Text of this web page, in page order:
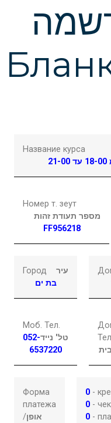
Название курса
Номер т. зеут
מספר תעודת זהות
FF956218
Город
עיר
בת ים
Моб. Тел.
טל' נייד052-
6537220
Форма
платежа
/אופן
0 -
0 -
0 -
font_download Выделить